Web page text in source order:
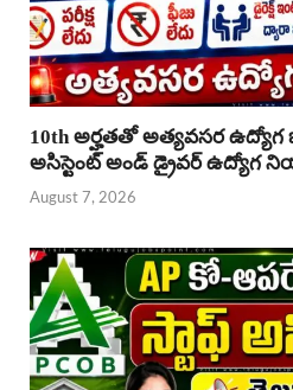
10th అర్హతతో అత్యవసర ఉద్యోగ
అసిస్టెంట్ అండ్ డ్రైవర్ ఉద్యోగ
August 7, 2026